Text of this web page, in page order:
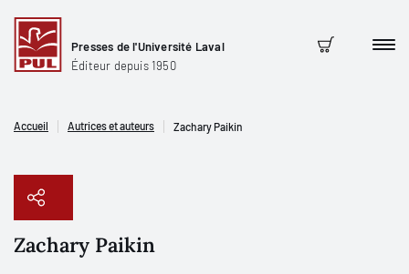
Presses de l'Université Laval
Éditeur depuis 1950
Panier
Accueil Autrices et auteurs Zachary Paikin
Zachary Paikin